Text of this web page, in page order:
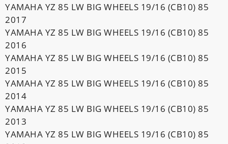
YAMAHA YZ 85 LW BIG WHEELS 19/16 (CB10) 85
2017
YAMAHA YZ 85 LW BIG WHEELS 19/16 (CB10) 85
2016
YAMAHA YZ 85 LW BIG WHEELS 19/16 (CB10) 85
2015
YAMAHA YZ 85 LW BIG WHEELS 19/16 (CB10) 85
2014
YAMAHA YZ 85 LW BIG WHEELS 19/16 (CB10) 85
2013
YAMAHA YZ 85 LW BIG WHEELS 19/16 (CB10) 85